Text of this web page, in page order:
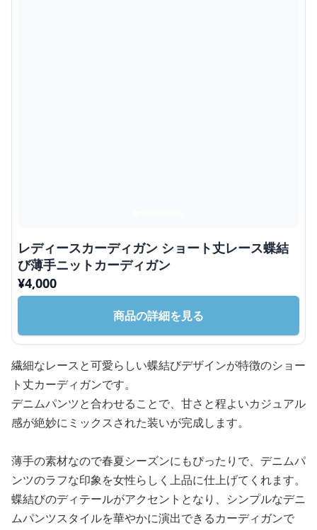
レディースカーディガン ショート丈レース蝶結
び薄手ニットカーディガン
¥4,000
商品の詳細を見る
繊細なレースと可愛らしい蝶結びデザインが特徴のショー
ト丈カーディガンです。
デニムパンツと合わせることで、甘さと程よいカジュアル
感が絶妙にミックスされた装いが完成します。
薄手の素材なので春夏シーズンにもぴったりで、デニムパ
ンツのラフな印象を女性らしく上品に仕上げてくれます。
蝶結びのディテールがアクセントとなり、シンプルなデニ
ムパンツスタイルを華やかに演出できるカーディガンで